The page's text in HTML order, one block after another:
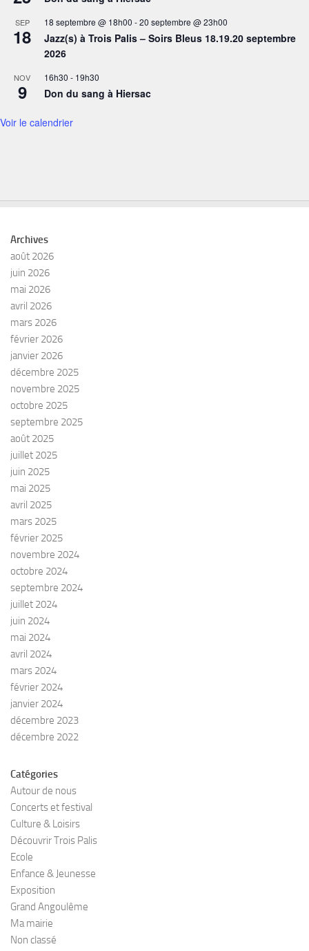
SEP
18
18 septembre @ 18h00 -20 septembre @ 23h00
Jazz(s) à Trois Palis – Soirs Bleus 18.19.20 septembre
2026
NOV
9
16h30 - 19h30
Don du sang à Hiersac
Voir le calendrier
Archives
août 2026
juin 2026
mai 2026
avril 2026
mars 2026
février 2026
janvier 2026
décembre 2025
novembre 2025
octobre 2025
septembre 2025
août 2025
juillet 2025
juin 2025
mai 2025
avril 2025
mars 2025
février 2025
novembre 2024
octobre 2024
septembre 2024
juillet 2024
juin 2024
mai 2024
avril 2024
mars 2024
février 2024
janvier 2024
décembre 2023
décembre 2022
Catégories
Autour de nous
Concerts et festival
Culture & Loisirs
Découvrir Trois Palis
Ecole
Enfance & Jeunesse
Exposition
Grand Angoulême
Ma mairie
Non classé